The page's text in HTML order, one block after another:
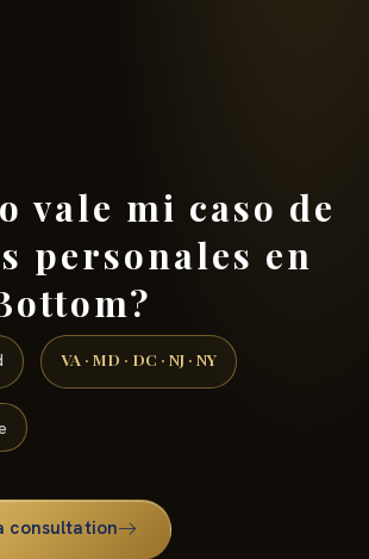
vale mi caso de
personales en
VA · MD · DC · NJ · NY
consultation